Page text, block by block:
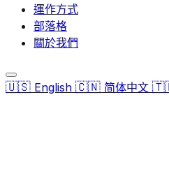
運作方式
部落格
關於我們
🇺🇸 English 🇨🇳 简体中文